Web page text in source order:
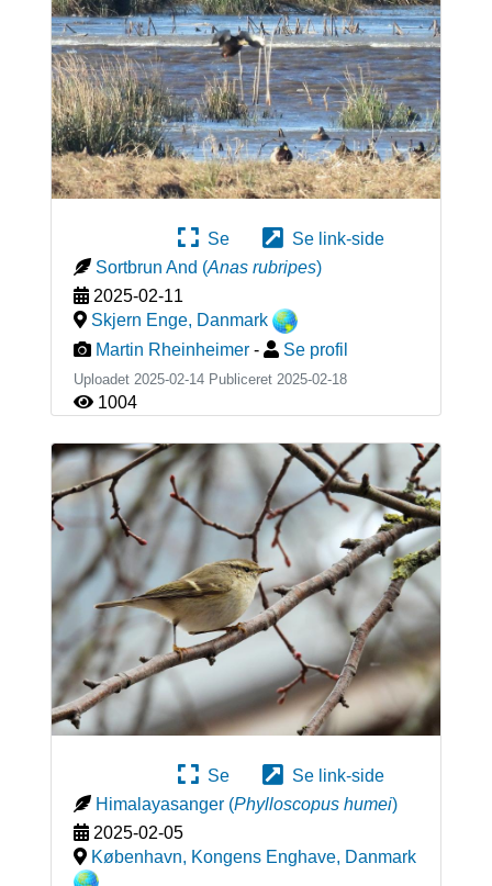
Se
Se link-side
Sortbrun And (Anas rubripes)
2025-02-11
Skjern Enge, Danmark
Martin Rheinheimer - Se profil
Uploadet 2025-02-14 Publiceret 2025-02-18
1004
Se
Se link-side
Himalayasanger (Phylloscopus humei)
2025-02-05
København, Kongens Enghave, Danmark